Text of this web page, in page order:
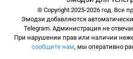
© Copyright 2025-2026 год. Все
Эмодзи добавляются
Telegram. Администрация не
При нарушении прав или наличии
сообщите нам, мы оперативно